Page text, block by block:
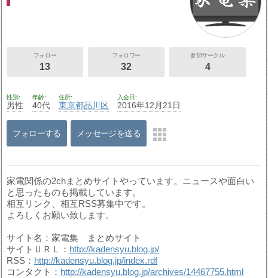
フォロー
13
フォロワー
32
参加サークル
4
性別
男性
年齢
40代
住所
東京都品川区
入会日
2016年12月21日
フォローする メッセージを送る
家電関係の2chまとめサイトやっています。ニュースや面白い
と思ったものも掲載しています。
相互リンク、相互RSS募集中です。
よろしくお願い致します。
サイト名：家電集 まとめサイト
サイトＵＲＬ： http://kadensyu.blog.jp/
RSS： http://kadensyu.blog.jp/index.rdf
コンタクト： http://kadensyu.blog.jp/archives/14467755.html